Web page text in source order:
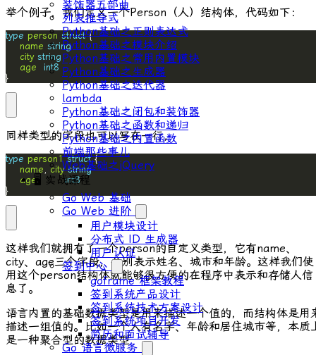
装饰器五部曲
列表推导式
Python基础之正则表达式
Python基础之模块介绍
Python基础之常用内置模块
Python基础之生成器
Python基础之迭代器
lambda
Python基础之闭包和装饰器
Python基础之函数和递归
Python基础之内置函数
前端那些事儿
Web基础之jQuery
🖥 实战课程
Go Web 基础
Go Web 进阶
用户模块设计
分布式 ID ⽣成器
⽤户认证
签到中心
goframe 框架教程
签到系统产品设计
签到系统技术方案设计
签到系统项目开发
简历和面试辅导
Go 语言微服务
举个例子，我们定义一个Person （人）结构体，代码如下：
type person struct
name string
city string
age
int8
}
同样类型的字段也可以写在一行，
type person1 struct
name , city string
age
int8
}
这样我们就拥有了一个person的自定义类型，它有name、
city、 age三个字段，分别表示姓名、城市和年龄。这样我们使
用这个person结构体就能够很方便的在程序中表示和存储人信
息了。
语言内置的基础数据类型是用来描述一个值的，而结构体是用
描述一组值的。比如一个人有名字、年龄和居住城市等，本质
是一种聚合型的数据类型